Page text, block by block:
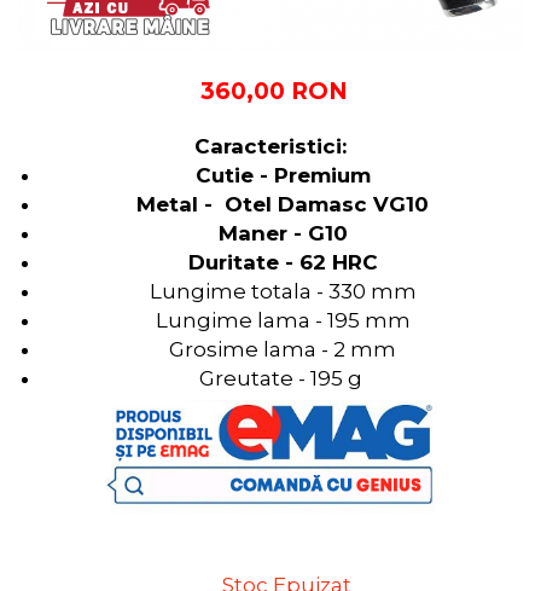
360,00 RON
Caracteristici:
Cutie - Premium
Metal - Otel Damasc VG10
Maner - G10
Duritate - 62 HRC
Lungime totala - 330 mm
Lungime lama - 195 mm
Grosime lama - 2 mm
Greutate - 195 g​ ​​​​​
Stoc Epuizat